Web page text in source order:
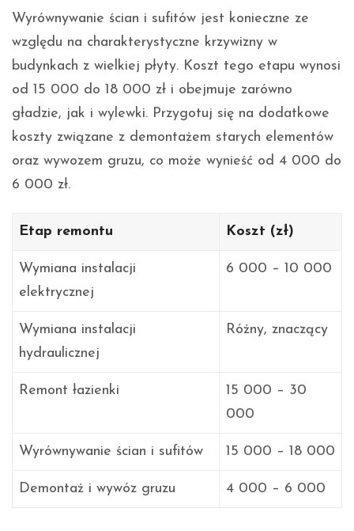
Wyrównywanie ścian i sufitów jest konieczne ze
względu na charakterystyczne krzywizny w
budynkach z wielkiej płyty. Koszt tego etapu wynosi
od 15 000 do 18 000 zł i obejmuje zarówno
gładzie, jak i wylewki. Przygotuj się na dodatkowe
koszty związane z demontażem starych elementów
oraz wywozem gruzu, co może wynieść od 4 000 do
6 000 zł.
Etap remontu Koszt (zł)
Wymiana instalacji
elektrycznej
6 000 – 10 000
Wymiana instalacji
hydraulicznej
Różny, znaczący
Remont łazienki
15 000 – 30
000
Wyrównywanie ścian i sufitów 15 000 – 18 000
Demontaż i wywóz gruzu 4 000 – 6 000